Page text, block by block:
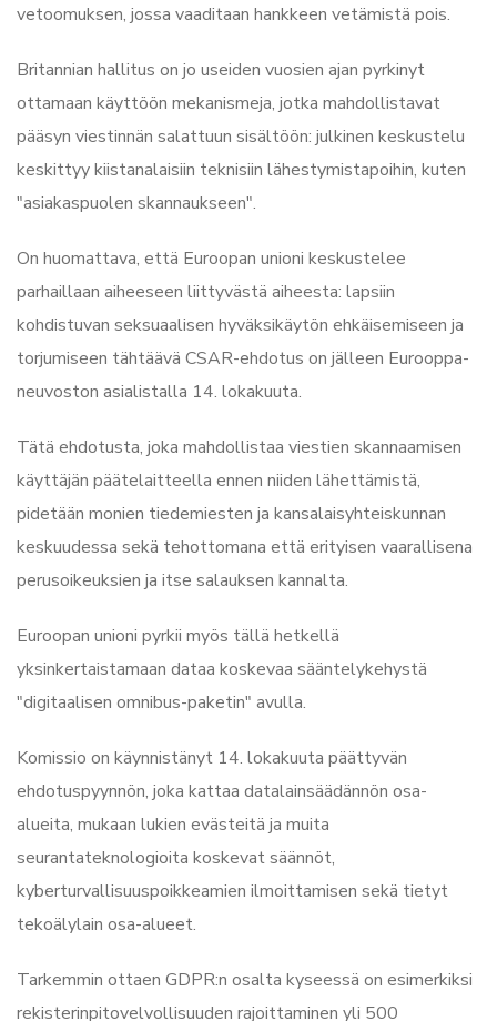
vetoomuksen, jossa vaaditaan hankkeen vetämistä pois.
Britannian hallitus on jo useiden vuosien ajan pyrkinyt
ottamaan käyttöön mekanismeja, jotka mahdollistavat
pääsyn viestinnän salattuun sisältöön: julkinen keskustelu
keskittyy kiistanalaisiin teknisiin lähestymistapoihin, kuten
"asiakaspuolen skannaukseen".
On huomattava, että Euroopan unioni keskustelee
parhaillaan aiheeseen liittyvästä aiheesta: lapsiin
kohdistuvan seksuaalisen hyväksikäytön ehkäisemiseen ja
torjumiseen tähtäävä CSAR-ehdotus on jälleen Eurooppa-
neuvoston asialistalla 14. lokakuuta.
Tätä ehdotusta, joka mahdollistaa viestien skannaamisen
käyttäjän päätelaitteella ennen niiden lähettämistä,
pidetään monien tiedemiesten ja kansalaisyhteiskunnan
keskuudessa sekä tehottomana että erityisen vaarallisena
perusoikeuksien ja itse salauksen kannalta.
Euroopan unioni pyrkii myös tällä hetkellä
yksinkertaistamaan dataa koskevaa sääntelykehystä
"digitaalisen omnibus-paketin" avulla.
Komissio on käynnistänyt 14. lokakuuta päättyvän
ehdotuspyynnön, joka kattaa datalainsäädännön osa-
alueita, mukaan lukien evästeitä ja muita
seurantateknologioita koskevat säännöt,
kyberturvallisuuspoikkeamien ilmoittamisen sekä tietyt
tekoälylain osa-alueet.
Tarkemmin ottaen GDPR:n osalta kyseessä on esimerkiksi
rekisterinpitovelvollisuuden rajoittaminen yli 500